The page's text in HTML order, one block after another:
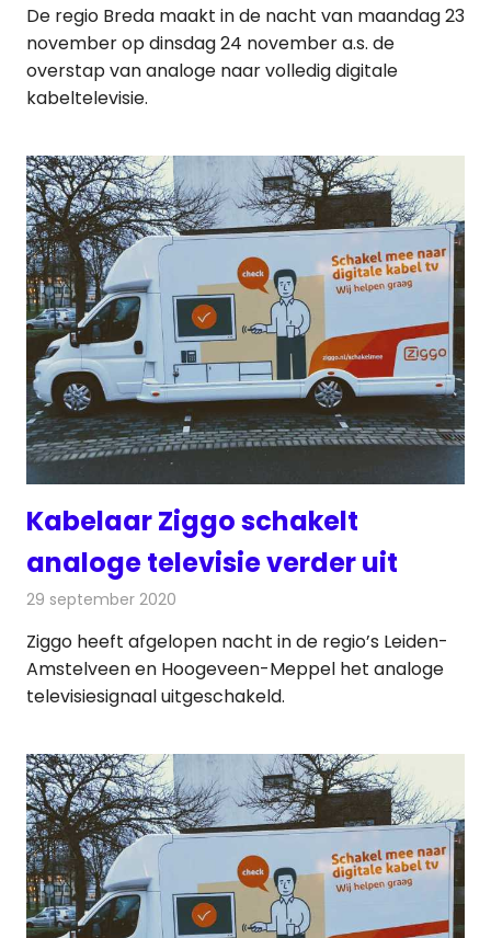
De regio Breda maakt in de nacht van maandag 23
november op dinsdag 24 november a.s. de
overstap van analoge naar volledig digitale
kabeltelevisie.
Kabelaar Ziggo schakelt
analoge televisie verder uit
29 september 2020
Ziggo heeft afgelopen nacht in de regio’s Leiden-
Amstelveen en Hoogeveen-Meppel het analoge
televisiesignaal uitgeschakeld.